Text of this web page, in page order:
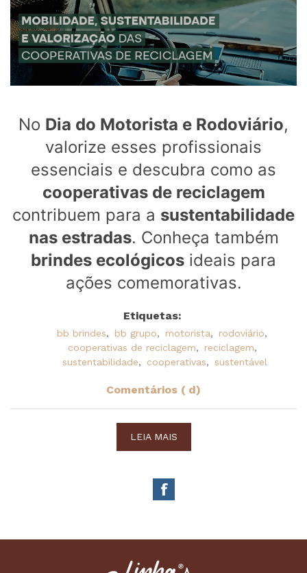
No Dia do Motorista e Rodoviário,
valorize esses profissionais
essenciais e descubra como as
cooperativas de reciclagem
contribuem para a sustentabilidade
nas estradas. Conheça também
brindes ecológicos ideais para
ações comemorativas.
Etiquetas:
bb brindes, bb grupo, motorista, rodoviário,
cooperativas de reciclagem, reciclagem,
sustentabilidade, cooperativas, sustentável
Comentários ( d)
LEIA MAIS